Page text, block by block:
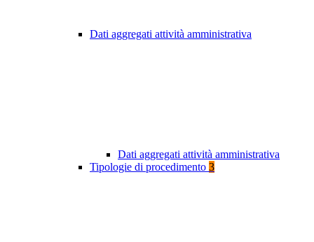
Dati aggregati attività amministrativa
Dati aggregati attività amministrativa
Tipologie di procedimento 3